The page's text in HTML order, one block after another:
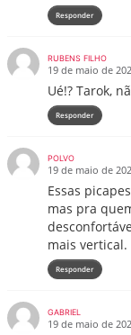
Responder
RUBENS FILHO
19 de maio de
Ué!? Tarok,
Responder
POLVO
19 de maio de
Essas
mas pra
mais
Responder
GABRIEL
19 de maio de